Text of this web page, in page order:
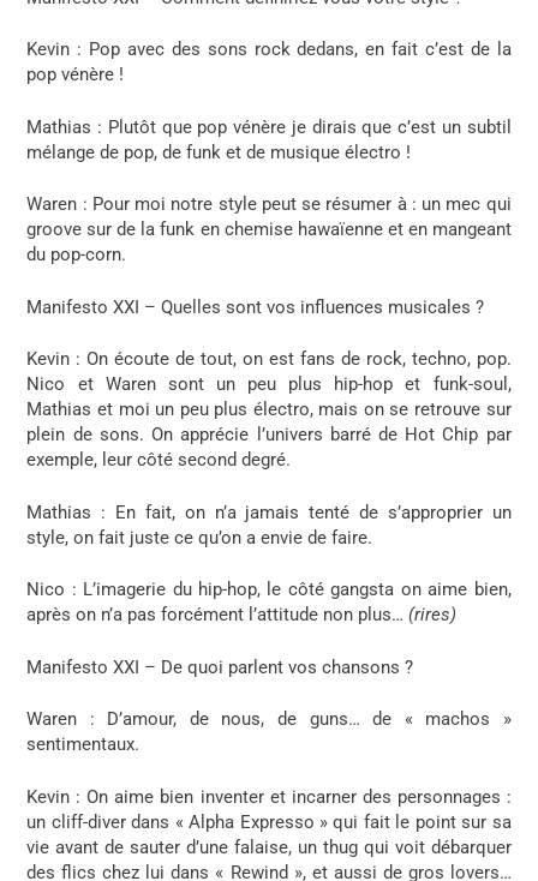
Kevin : Pop avec des sons rock dedans, en fait c’est de la
pop vénère !
Mathias : Plutôt que pop vénère je dirais que c’est un subtil
mélange de pop, de funk et de musique électro !
Waren : Pour moi notre style peut se résumer à : un mec qui
groove sur de la funk en chemise hawaïenne et en mangeant
du pop-corn.
Manifesto XXI – Quelles sont vos influences musicales ?
Kevin : On écoute de tout, on est fans de rock, techno, pop.
Nico et Waren sont un peu plus hip-hop et funk-soul,
Mathias et moi un peu plus électro, mais on se retrouve sur
plein de sons. On apprécie l’univers barré de Hot Chip par
exemple, leur côté second degré.
Mathias : En fait, on n’a jamais tenté de s’approprier un
style, on fait juste ce qu’on a envie de faire.
Nico : L’imagerie du hip-hop, le côté gangsta on aime bien,
après on n’a pas forcément l’attitude non plus…(rires)
Manifesto XXI – De quoi parlent vos chansons ?
Waren : D’amour, de nous, de guns… de « machos »
sentimentaux.
Kevin : On aime bien inventer et incarner des personnages :
un cliff-diver dans « Alpha Expresso » qui fait le point sur sa
vie avant de sauter d’une falaise, un thug qui voit débarquer
des flics chez lui dans « Rewind », et aussi de gros lovers…